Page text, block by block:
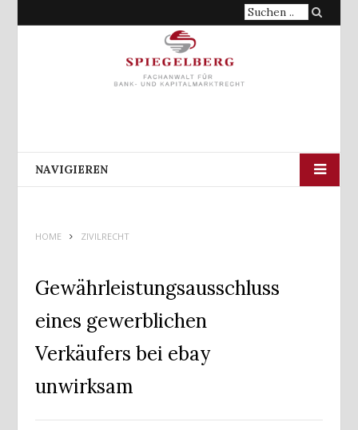
Suche
NAVIGIEREN
HOME ZIVILRECHT
Gewährleistungsausschluss
eines gewerblichen
Verkäufers bei ebay
unwirksam